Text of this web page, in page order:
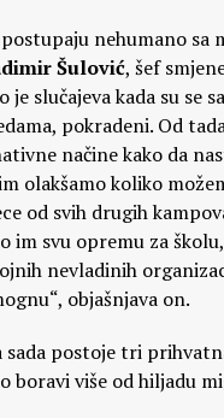
nehumano sa
Šulović, šef
je slučajeva kada su se
pokradeni. Od
načine kako da
olakšamo koliko
od svih drugih
im svu opremu za
nevladinih
objašnjava on.
sada postoje tri
boravi više od hiljadu